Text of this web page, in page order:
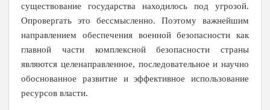
существование государства находилось под угрозой.
Опровергать это бессмысленно. Поэтому важнейшим
направлением обеспечения военной безопасности как
главной части комплексной безопасности страны
являются целенаправленное, последовательное и научно
обоснованное развитие и эффективное использование
ресурсов власти.